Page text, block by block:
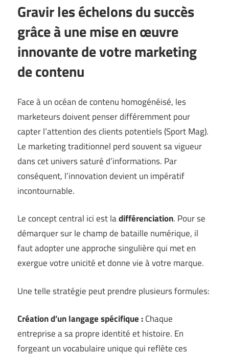
Gravir les échelons du succès
grâce à une mise en œuvre
innovante de votre marketing
de contenu
Face à un océan de contenu homogénéisé, les
marketeurs doivent penser différemment pour
capter l’attention des clients potentiels (Sport Mag).
Le marketing traditionnel perd souvent sa vigueur
dans cet univers saturé d’informations. Par
conséquent, l’innovation devient un impératif
incontournable.
Le concept central ici est ladifférenciation. Pour se
démarquer sur le champ de bataille numérique, il
faut adopter une approche singulière qui met en
exergue votre unicité et donne vie à votre marque.
Une telle stratégie peut prendre plusieurs formules:
Création d’un langage spécifique :Chaque
entreprise a sa propre identité et histoire. En
forgeant un vocabulaire unique qui reflète ces